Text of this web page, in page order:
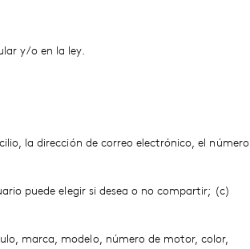
y/o en la ley.
la dirección de correo electrónico, el número
puede elegir si desea o no compartir; (c)
marca, modelo, número de motor, color,